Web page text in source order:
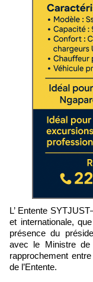
L’ Entente SYTJUST–UNTJ informe l’opinion publique nationale
et internationale,
présence du
avec le Ministre de
rapprochement
de l’Entente.